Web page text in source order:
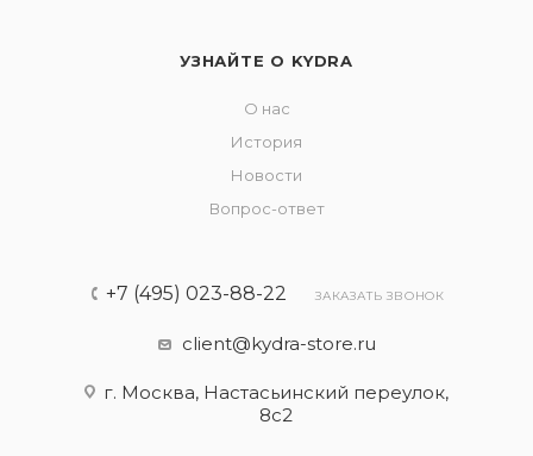
УЗНАЙТЕ О KYDRA
О нас
История
Новости
Вопрос-ответ
+7 (495) 023-88-22 ЗАКАЗАТЬ ЗВОНОК
client@kydra-store.ru
г. Москва, Настасьинский переулок,
8с2